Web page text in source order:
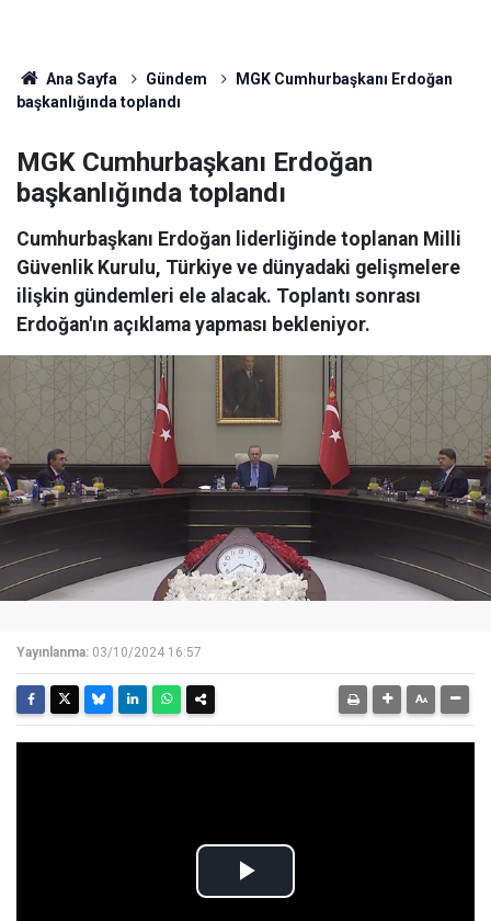
Ana Sayfa Gündem
MGK Cumhurbaşkanı Erdoğan
başkanlığında toplandı
MGK Cumhurbaşkanı Erdoğan
başkanlığında toplandı
Cumhurbaşkanı Erdoğan liderliğinde toplanan Milli
Güvenlik Kurulu, Türkiye ve dünyadaki gelişmelere
ilişkin gündemleri ele alacak. Toplantı sonrası
Erdoğan'ın açıklama yapması bekleniyor.
Yayınlanma: 03/10/2024 16:57